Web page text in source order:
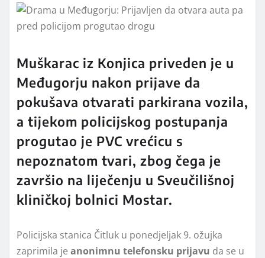
Muškarac iz Konjica priveden je u
Međugorju nakon prijave da
pokušava otvarati parkirana vozila,
a tijekom policijskog postupanja
progutao je PVC vrećicu s
nepoznatom tvari, zbog čega je
završio na liječenju u Sveučilišnoj
kliničkoj bolnici Mostar.
Policijska stanica Čitluk u ponedjeljak 9. ožujka
zaprimila je anonimnu telefonsku prijavu da se u